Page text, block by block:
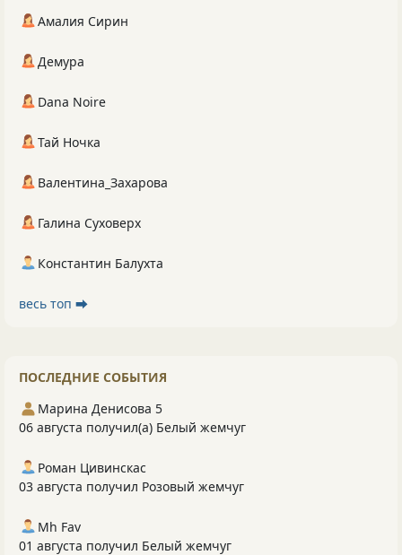
Амалия Сирин
Демура
Dana Noire
Тай Ночка
Валентина_Захарова
Галина Суховерх
Константин Балухта
весь топ ⮕
ПОСЛЕДНИЕ СОБЫТИЯ
Марина Денисова 5
06 августа получил(а) Белый жемчуг
Роман Цивинскас
03 августа получил Розовый жемчуг
Mh Fav
01 августа получил Белый жемчуг